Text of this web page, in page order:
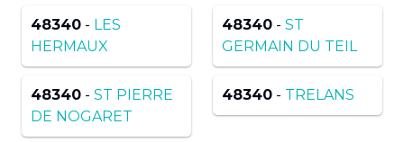
48340 - LES
HERMAUX
48340 - ST
GERMAIN DU TEIL
48340 - ST PIERRE
DE NOGARET
48340 - TRELANS